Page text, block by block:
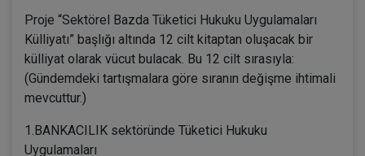
Proje “Sektörel Bazda Tüketici Hukuku Uygulamaları
Külliyatı” başlığı altında 12 cilt kitaptan oluşacak bir
külliyat olarak vücut bulacak. Bu 12 cilt sırasıyla:
(Gündemdeki tartışmalara göre sıranın değişme ihtimali
mevcuttur.)
1.BANKACILIK sektöründe Tüketici Hukuku
Uygulamaları